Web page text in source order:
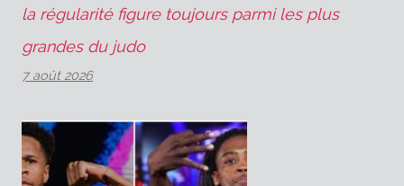
la régularité figure toujours parmi les plus
grandes du judo
7 août 2026